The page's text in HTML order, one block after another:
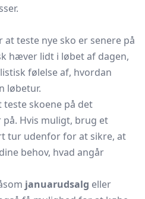
at teste nye sko er senere på
hæver lidt i løbet af dagen,
følelse af, hvordan
løbetur.
teste skoene på det
Hvis muligt, brug et
tur udenfor for at sikre, at
behov, hvad angår
januarudsalg eller